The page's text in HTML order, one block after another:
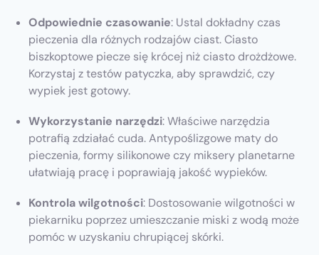
Odpowiednie czasowanie: Ustal dokładny czas
pieczenia dla różnych rodzajów ciast. Ciasto
biszkoptowe piecze się krócej niż ciasto drożdżowe.
Korzystaj z testów patyczka, aby sprawdzić, czy
wypiek jest gotowy.
Wykorzystanie narzędzi: Właściwe narzędzia
potrafią zdziałać cuda. Antypoślizgowe maty do
pieczenia, formy silikonowe czy miksery planetarne
ułatwiają pracę i poprawiają jakość wypieków.
Kontrola wilgotności: Dostosowanie wilgotności w
piekarniku poprzez umieszczanie miski z wodą może
pomóc w uzyskaniu chrupiącej skórki.